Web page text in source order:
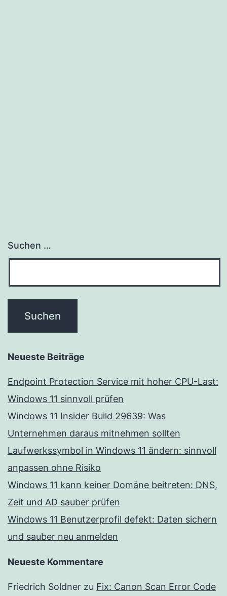
Suchen …
Neueste Beiträge
Endpoint Protection Service mit hoher CPU-Last:
Windows 11 sinnvoll prüfen
Windows 11 Insider Build 29639: Was
Unternehmen daraus mitnehmen sollten
Laufwerkssymbol in Windows 11 ändern: sinnvoll
anpassen ohne Risiko
Windows 11 kann keiner Domäne beitreten: DNS,
Zeit und AD sauber prüfen
Windows 11 Benutzerprofil defekt: Daten sichern
und sauber neu anmelden
Neueste Kommentare
Friedrich Soldner zu Fix: Canon Scan Error Code